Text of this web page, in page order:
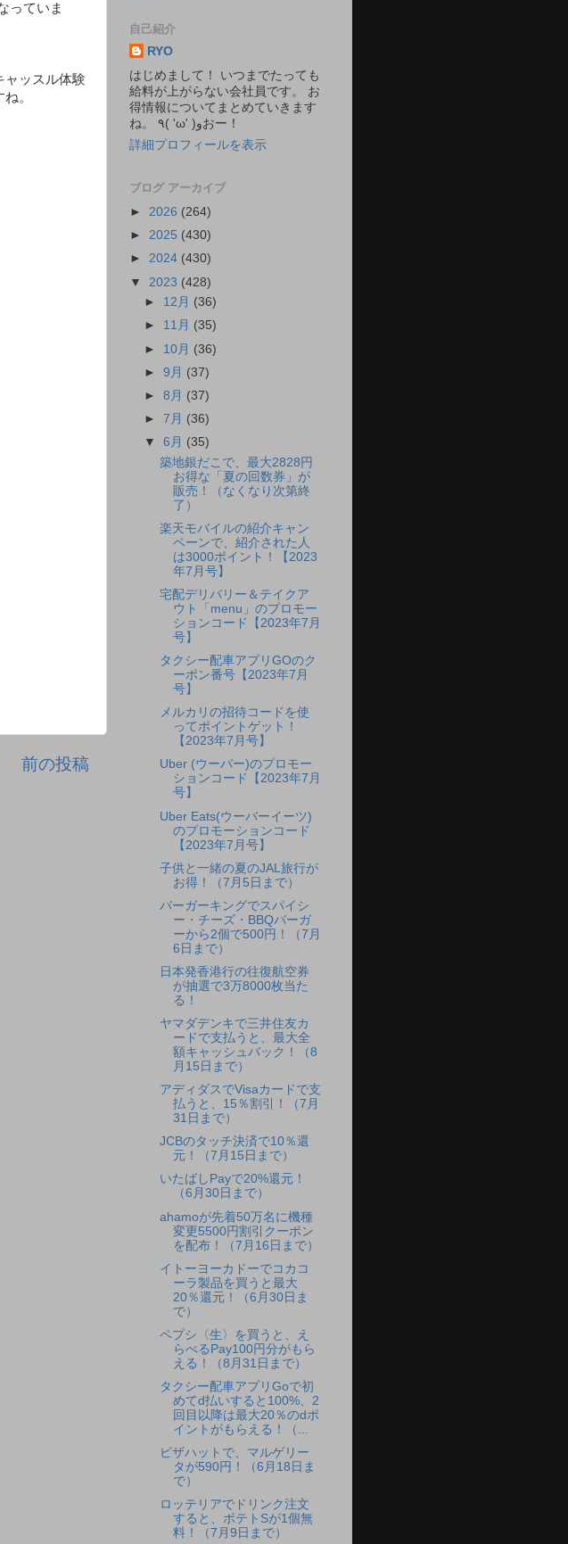
っていま
ャッスル体験
。
前の投稿
自己紹介
RYO
はじめまして！ いつまでたっても
給料が上がらない会社員です。 お
得情報についてまとめていきます
ね。 ٩( 'ω' )وおー！
詳細プロフィールを表示
ブログ アーカイブ
► 2026 (264)
► 2025 (430)
► 2024 (430)
▼ 2023 (428)
► 12月 (36)
► 11月 (35)
► 10月 (36)
►9月 (37)
►8月 (37)
►7月 (36)
▼6月 (35)
築地銀だこで、最大2828円
お得な「夏の回数券」が
販売！（なくなり次第終
了）
楽天モバイルの紹介キャン
ペーンで、紹介された人
は3000ポイント！【2023
年7月号】
宅配デリバリー＆テイクア
ウト「menu」のプロモー
ションコード【2023年7月
号】
タクシー配車アプリGOのク
ーポン番号【2023年7月
号】
メルカリの招待コードを使
ってポイントゲット！
【2023年7月号】
Uber (ウーバー)のプロモー
ションコード【2023年7月
号】
Uber Eats(ウーバーイーツ)
のプロモーションコード
【2023年7月号】
子供と一緒の夏のJAL旅行が
お得！（7月5日まで）
バーガーキングでスパイシ
ー・チーズ・BBQバーガ
ーから2個で500円！（7月
6日まで）
日本発香港行の往復航空券
が抽選で3万8000枚当た
る！
ヤマダデンキで三井住友カ
ードで支払うと、最大全
額キャッシュバック！（8
月15日まで）
アディダスでVisaカードで支
払うと、15％割引！（7月
31日まで）
JCBのタッチ決済で10％還
元！（7月15日まで）
いたばしPayで20%還元！
（6月30日まで）
ahamoが先着50万名に機種
変更5500円割引クーポン
を配布！（7月16日まで）
イトーヨーカドーでコカコ
ーラ製品を買うと最大
20％還元！（6月30日ま
で）
ペプシ〈生〉を買うと、え
らべるPay100円分がもら
える！（8月31日まで）
タクシー配車アプリGoで初
めてd払いすると100%、2
回目以降は最大20％のdポ
イントがもらえる！（...
ピザハットで、マルゲリー
タが590円！（6月18日ま
で）
ロッテリアでドリンク注文
すると、ポテトSが1個無
料！（7月9日まで）